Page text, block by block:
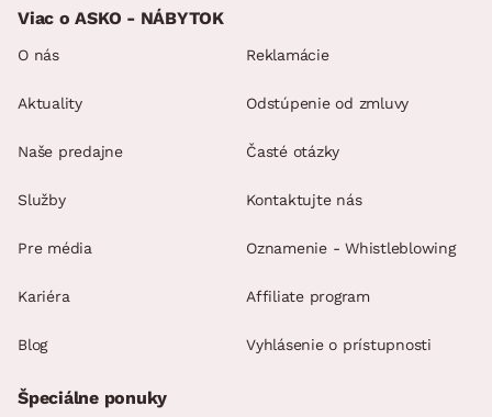
Viac o ASKO - NÁBYTOK
O nás
Aktuality
Naše predajne
Služby
Pre média
Kariéra
Blog
Reklamácie
Odstúpenie od zmluvy
Časté otázky
Kontaktujte nás
Oznamenie - Whistleblowing
Affiliate program
Vyhlásenie o prístupnosti
Špeciálne ponuky